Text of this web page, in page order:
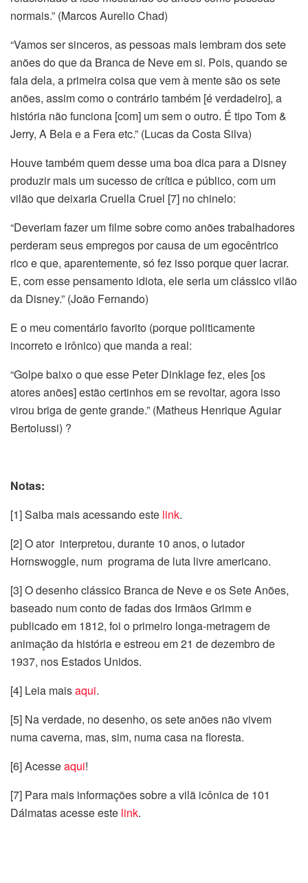
normais.” (Marcos Aurelio Chad)
“Vamos ser sinceros, as pessoas mais lembram dos sete
anões do que da Branca de Neve em si. Pois, quando se
fala dela, a primeira coisa que vem à mente são os sete
anões, assim como o contrário também [é verdadeiro], a
história não funciona [com] um sem o outro. É tipo Tom &
Jerry, A Bela e a Fera etc.” (Lucas da Costa Silva)
Houve também quem desse uma boa dica para a Disney
produzir mais um sucesso de crítica e público, com um
vilão que deixaria Cruella Cruel [7] no chinelo:
“Deveriam fazer um filme sobre como anões trabalhadores
perderam seus empregos por causa de um egocêntrico
rico e que, aparentemente, só fez isso porque quer lacrar.
E, com esse pensamento idiota, ele seria um clássico vilão
da Disney.” (João Fernando)
E o meu comentário favorito (porque politicamente
incorreto e irônico) que manda a real:
“Golpe baixo o que esse Peter Dinklage fez, eles [os
atores anões] estão certinhos em se revoltar, agora isso
virou briga de gente grande.” (Matheus Henrique Aguiar
Bertolussi) ?
Notas:
[1] Saiba mais acessando este link.
[2] O ator interpretou, durante 10 anos, o lutador
Hornswoggle, num programa de luta livre americano.
[3] O desenho clássico Branca de Neve e os Sete Anões,
baseado num conto de fadas dos Irmãos Grimm e
publicado em 1812, foi o primeiro longa-metragem de
animação da história e estreou em 21 de dezembro de
1937, nos Estados Unidos.
[4] Leia maisaqui.
[5] Na verdade, no desenho, os sete anões não vivem
numa caverna, mas, sim, numa casa na floresta.
[6] Acesseaqui!
[7] Para mais informações sobre a vilã icônica de 101
Dálmatas acesse este link.